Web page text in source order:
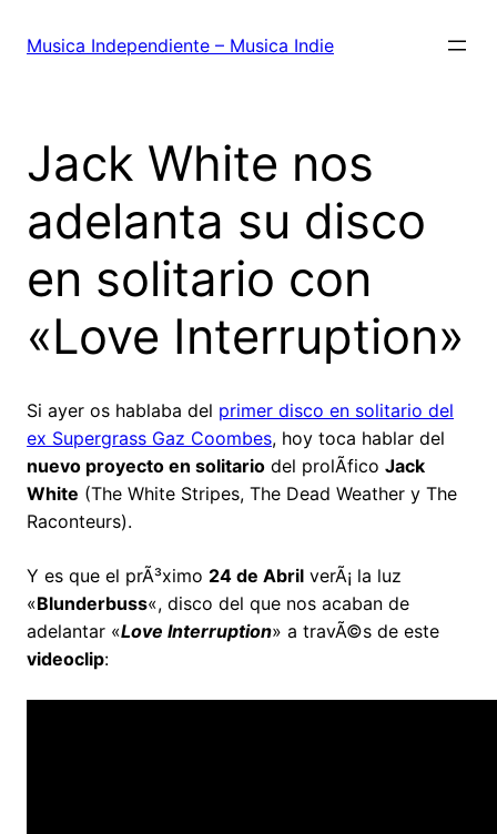
Musica Independiente – Musica Indie
Jack White nos
adelanta su disco
en solitario con
«Love Interruption»
Si ayer os hablaba del primer disco en solitario del
ex Supergrass Gaz Coombes, hoy toca hablar del
nuevo proyecto en solitario del prolÃ­fico Jack
White (The White Stripes, The Dead Weather y The
Raconteurs).
Y es que el prÃ³ximo 24 de Abril verÃ¡ la luz
«Blunderbuss«, disco del que nos acaban de
adelantar «Love Interruption» a travÃ©s de este
videoclip: